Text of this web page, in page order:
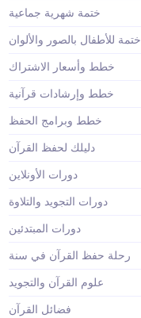
ختمة شهرية جماعية
ختمة للأطفال بالصور والألوان
خطط وأسعار الاشتراك
خطط وإرشادات قرآنية
خطط وبرامج الحفظ
دليلك لحفظ القرآن
دورات الأونلاين
دورات التجويد والتلاوة
دورات المبتدئين
رحلة حفظ القرآن في سنة
علوم القرآن والتجويد
فضائل القرآن